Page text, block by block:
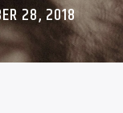
28, 2018